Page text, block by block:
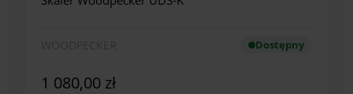
Dostępny
1 080,00 zł